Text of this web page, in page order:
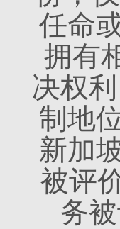
任命
拥有
决权
制地
新加
被评
务